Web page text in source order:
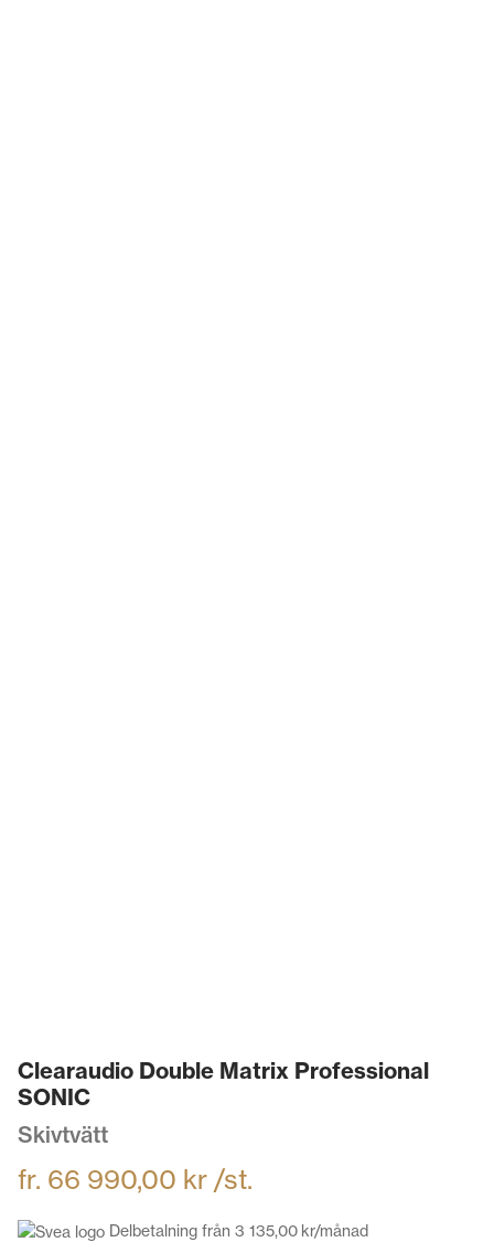
Clearaudio Double Matrix Professional
SONIC
Skivtvätt
fr. 66 990,00 kr /st.
Delbetalning från 3 135,00 kr/månad